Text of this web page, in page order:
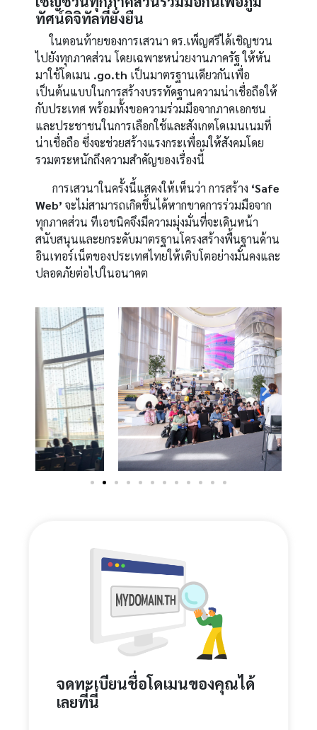
ทัศน์ดิจิทัลที่ยั่งยืน
ในตอนท้ายของการเสวนา ดร.เพ็ญศรีได้เชิญชวน
ไปยังทุกภาคส่วน โดยเฉพาะหน่วยงานภาครัฐ ให้หัน
มาใช้โดเมน .go.th เป็นมาตรฐานเดียวกันเพื่อ
เป็นต้นแบบในการสร้างบรรทัดฐานความน่าเชื่อถือให้
กับประเทศ พร้อมทั้งขอความร่วมมือจากภาคเอกชน
และประชาชนในการเลือกใช้และสังเกตโดเมนเนมที่
น่าเชื่อถือ ซึ่งจะช่วยสร้างแรงกระเพื่อมให้สังคมโดย
รวมตระหนักถึงความสำคัญของเรื่องนี้
การเสวนาในครั้งนี้แสดงให้เห็นว่า การสร้าง ‘Safe
Web’ จะไม่สามารถเกิดขึ้นได้หากขาดการร่วมมือจาก
ทุกภาคส่วน ทีเอชนิคจึงมีความมุ่งมั่นที่จะเดินหน้า
สนับสนุนและยกระดับมาตรฐานโครงสร้างพื้นฐานด้าน
อินเทอร์เน็ตของประเทศไทยให้เติบโตอย่างมั่นคงและ
ปลอดภัยต่อไปในอนาคต
จดทะเบียนชื่อโดเมนของคุณได้
เลยที่นี่